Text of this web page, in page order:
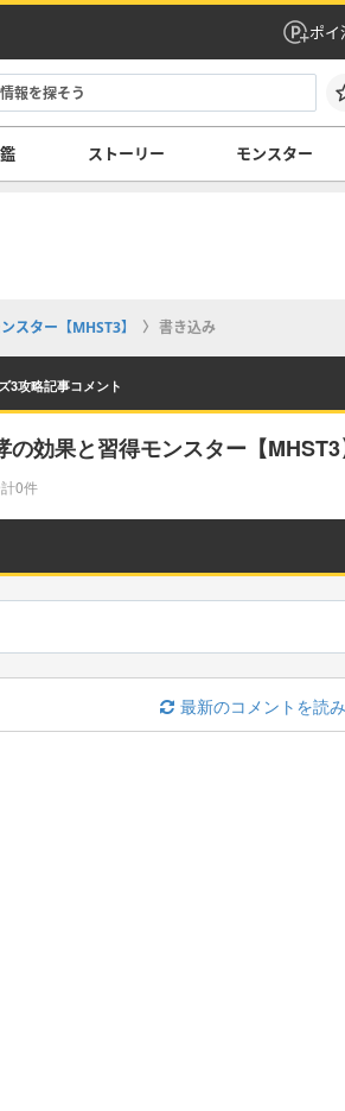
ポイ
ストーリー モンスター
スター【MHST3】 書き込み
3攻略記事コメント
の効果と習得モンスター【MHST3
0件
最新のコメントを読